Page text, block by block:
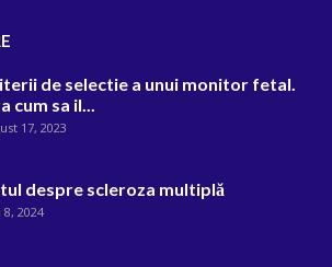
de selectie a unui monitor fetal.
cum sa il...
17, 2023
despre scleroza multiplă
8, 2024